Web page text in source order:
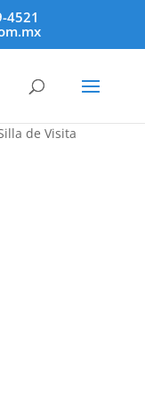
4521
de Visita